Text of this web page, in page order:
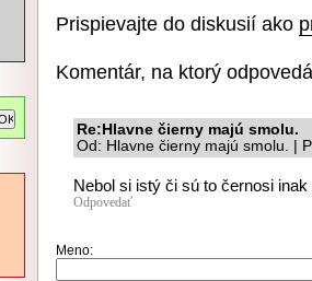
Prispievajte do diskusií ako
Komentár, na ktorý
Re:Hlavne čierny majú smolu.
Od: Hlavne čierny majú smolu. |
Nebol si istý či sú to černosi
Odpovedať
Meno: